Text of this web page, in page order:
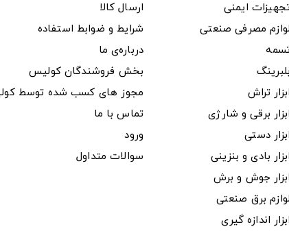
ایمنی
لوازم مصرفی صنعتی
بلبرینگ
ابزار تراش
ابزار برقی و شارژی
ابزار دستی
ابزار بادی و بنزینی
ابزار جوش و برش
لوازم برق صنعتی
ابزار اندازه گیری
ارسال کالا
شرایط و ضوابط استفاده
درباره‌ی ما
بخش فروشندگان کولیس
مجوز های کسب شده توسط
تماس با ما
ورود
سوالات متداول